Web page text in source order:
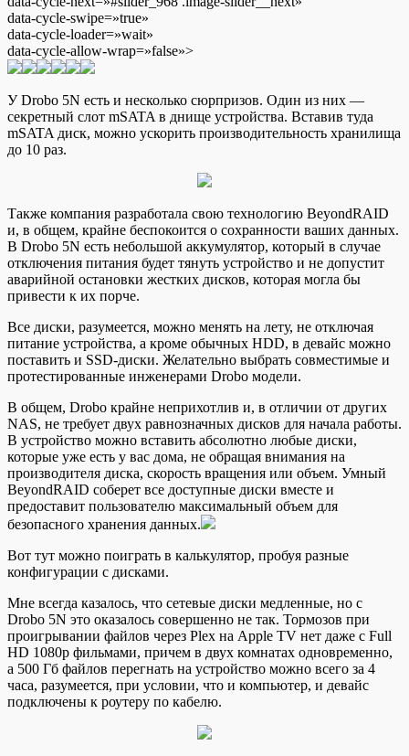
data-cycle-swipe=»true»
data-cycle-loader=»wait»
data-cycle-allow-wrap=»false»>
У Drobo 5N есть и несколько сюрпризов. Один из них —
секретный слот mSATA в днище устройства. Вставив туда
mSATA диск, можно ускорить производительность хранилища
до 10 раз.
Также компания разработала свою технологию BeyondRAID
и, в общем, крайне беспокоится о сохранности ваших данных.
В Drobo 5N есть небольшой аккумулятор, который в случае
отключения питания будет тянуть устройство и не допустит
аварийной остановки жестких дисков, которая могла бы
привести к их порче.
Все диски, разумеется, можно менять на лету, не отключая
питание устройства, а кроме обычных HDD, в девайс можно
поставить и SSD-диски. Желательно выбрать совместимые и
протестированные инженерами Drobo модели.
В общем, Drobo крайне неприхотлив и, в отличии от других
NAS, не требует двух равнозначных дисков для начала работы.
В устройство можно вставить абсолютно любые диски,
которые уже есть у вас дома, не обращая внимания на
производителя диска, скорость вращения или объем. Умный
BeyondRAID соберет все доступные диски вместе и
предоставит пользователю максимальный объем для
безопасного хранения данных.
Вот тут можно поиграть в калькулятор, пробуя разные
конфигурации с дисками.
Мне всегда казалось, что сетевые диски медленные, но с
Drobo 5N это оказалось совершенно не так. Тормозов при
проигрывании файлов через Plex на Apple TV нет даже с Full
HD 1080p фильмами, причем в двух комнатах одновременно,
а 500 Гб файлов перегнать на устройство можно всего за 4
часа, разумеется, при условии, что и компьютер, и девайс
подключены к роутеру по кабелю.